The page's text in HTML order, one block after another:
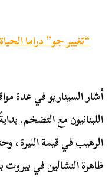
“تغيير جو” دراما
أشار السيناريو في عدة
اللبنانيون مع التضخم.
الرهيب في قيمة الليرة،
ظاهرة النشالين في